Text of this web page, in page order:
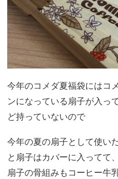
今年のコメダ夏福袋にはコ
ンになっている扇子が入っ
ど持っていないので
今年の夏の扇子として使い
と扇子はカバーに入ってて
扇子の骨組みもコーヒー牛